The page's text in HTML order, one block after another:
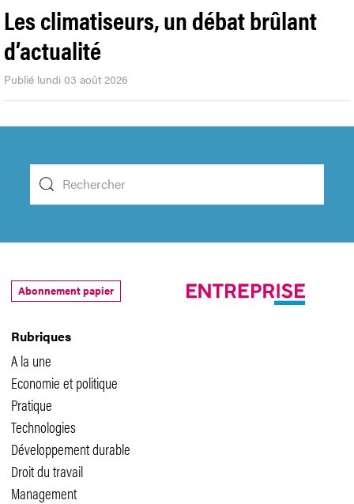
Les climatiseurs, un débat brûlant
d’actualité
Publié lundi 03 août 2026
Rubriques
A la une
Economie et politique
Pratique
Technologies
Développement durable
Droit du travail
Management
Abonnement papier